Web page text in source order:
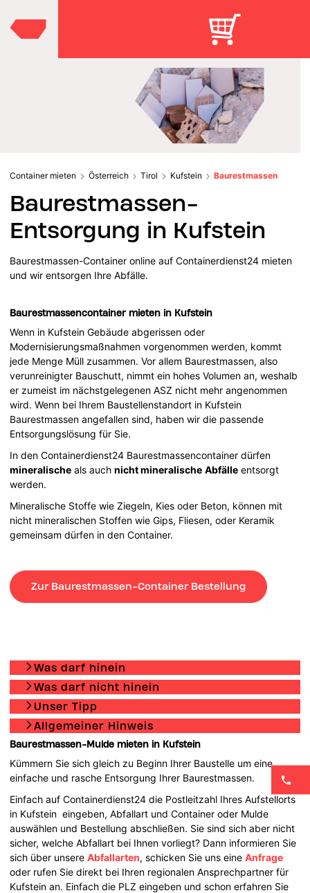
Container mieten Österreich Tirol Kufstein Baurestmassen
Baurestmassen-
Entsorgung in Kufstein
Baurestmassen-Container online auf Containerdienst24 mieten
und wir entsorgen Ihre Abfälle.
Baurestmassencontainer mieten in Kufstein
Wenn in Kufstein Gebäude abgerissen oder
Modernisierungsmaßnahmen vorgenommen werden, kommt
jede Menge Müll zusammen. Vor allem Baurestmassen, also
verunreinigter Bauschutt, nimmt ein hohes Volumen an, weshalb
er zumeist im nächstgelegenen ASZ nicht mehr angenommen
wird. Wenn bei Ihrem Baustellenstandort in Kufstein
Baurestmassen angefallen sind, haben wir die passende
Entsorgungslösung für Sie.
In den Containerdienst24 Baurestmassencontainer dürfen
mineralische als auchnicht mineralische Abfälle entsorgt
werden.
Mineralische Stoffe wie Ziegeln, Kies oder Beton, können mit
nicht mineralischen Stoffen wie Gips, Fliesen, oder Keramik
gemeinsam dürfen in den Container.
Zur Baurestmassen-Container Bestellung
Was darf hinein
Was darf nicht hinein
Unser Tipp
Allgemeiner Hinweis
Baurestmassen-Mulde mieten in Kufstein
Kümmern Sie sich gleich zu Beginn Ihrer Baustelle um eine
einfache und rasche Entsorgung Ihrer Baurestmassen.
Einfach auf Containerdienst24 die Postleitzahl Ihres Aufstellorts
in Kufstein eingeben, Abfallart und Container oder Mulde
auswählen und Bestellung abschließen. Sie sind sich aber nicht
sicher, welche Abfallart bei Ihnen vorliegt? Dann informieren Sie
sich über unsereAbfallarten, schicken Sie uns eineAnfrage
oder rufen Sie direkt bei Ihren regionalen Ansprechpartner für
Kufstein an. Einfach die PLZ eingeben und schon erfahren Sie